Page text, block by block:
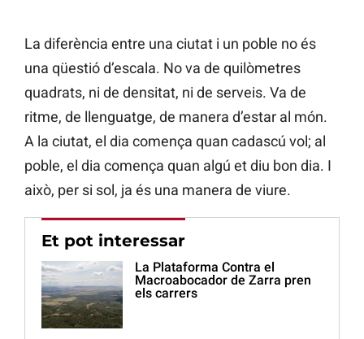
La diferència entre una ciutat i un poble no és
una qüestió d’escala. No va de quilòmetres
quadrats, ni de densitat, ni de serveis. Va de
ritme, de llenguatge, de manera d’estar al món.
A la ciutat, el dia comença quan cadascú vol; al
poble, el dia comença quan algú et diu bon dia. I
això, per si sol, ja és una manera de viure.
Et pot interessar
La Plataforma Contra el
Macroabocador de Zarra pren
els carrers